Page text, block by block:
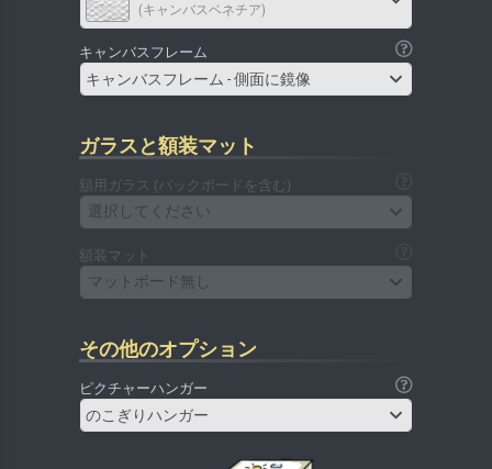
(キャンバスベネチア)
キャンバスフレーム
キャンバスフレーム - 側面に鏡像
ガラスと額装マット
額用ガラス (バックボードを含む)
選択してください
額装マット
マットボード無し
その他のオプション
ピクチャーハンガー
のこぎりハンガー